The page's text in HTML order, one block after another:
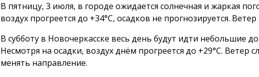
В пятницу, 3 июля, в городе ожидается солнечная и жаркая
воздух прогреется до +34°C, осадков не прогнозируется.
В субботу в Новочеркасске весь день будут идти небольшие
Несмотря на осадки, воздух днём прогреется до +29°C. Ветер
менять направление.